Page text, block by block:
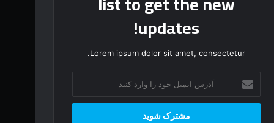
updates!
Lorem ipsum dolor sit amet, consectetur.
ر